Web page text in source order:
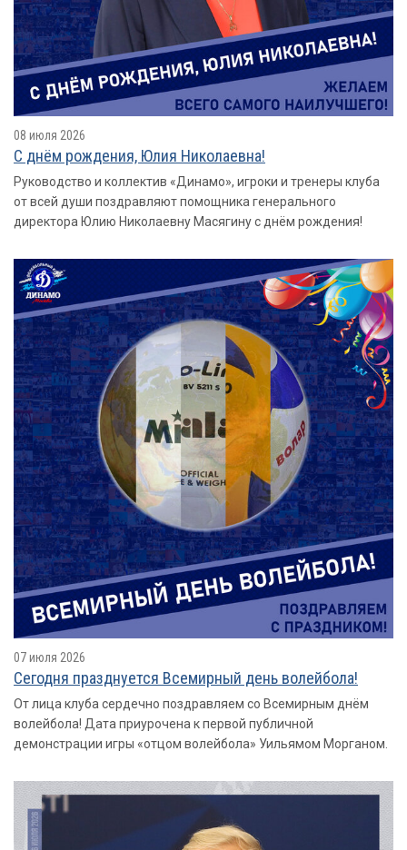
08 июля 2026
С днём рождения, Юлия Николаевна!
Руководство и коллектив «Динамо», игроки и тренеры клуба
от всей души поздравляют помощника генерального
директора Юлию Николаевну Масягину с днём рождения!
07 июля 2026
Сегодня празднуется Всемирный день волейбола!
От лица клуба сердечно поздравляем со Всемирным днём
волейбола! Дата приурочена к первой публичной
демонстрации игры «отцом волейбола» Уильямом Морганом.